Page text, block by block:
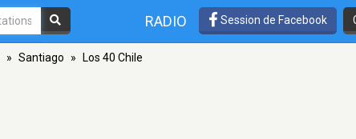
RADIO Session de Facebook
» Santiago » Los 40 Chile